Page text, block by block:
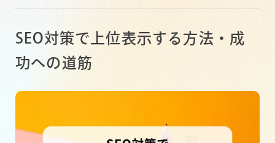
SEO対策で上位表示する方法・成
功への道筋